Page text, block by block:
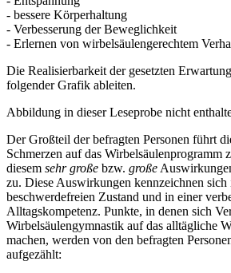
- bessere Körperhaltung
- Verbesserung der Beweglichkeit
- Erlernen von wirbelsäulengerechtem
Die Realisierbarkeit der gesetzten
folgender Grafik ableiten.
Abbildung in dieser Leseprobe nicht
Der Großteil der befragten Personen führt
Schmerzen auf das Wirbelsäulenprogramm
diesem sehr große bzw. große
zu. Diese Auswirkungen kennzeichnen
beschwerdefreien Zustand und in einer
Alltagskompetenz. Punkte, in denen sich
Wirbelsäulengymnastik auf das alltägliche
machen, werden von den befragten
aufgezählt: